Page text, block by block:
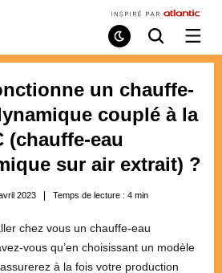
Mode
de
Recherche
/
menu
un chauffe-
couplé à la
(chauffe-eau
sur air extrait) ?
2023 Temps de lecture : 4 min
chez vous un chauffe-eau
vous qu’en choisissant un modèle
à la fois votre production